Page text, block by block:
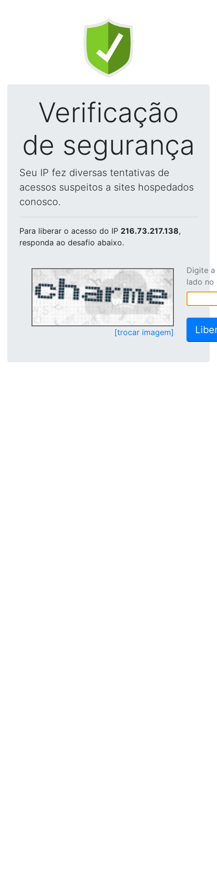
Verificação
de segurança
Seu IP fez diversas tentativas de
acessos suspeitos a sites hospedados
conosco.
Para liberar o acesso do IP 216.73.217.138,
responda ao desafio abaixo.
[trocar imagem]
Digite
lado no